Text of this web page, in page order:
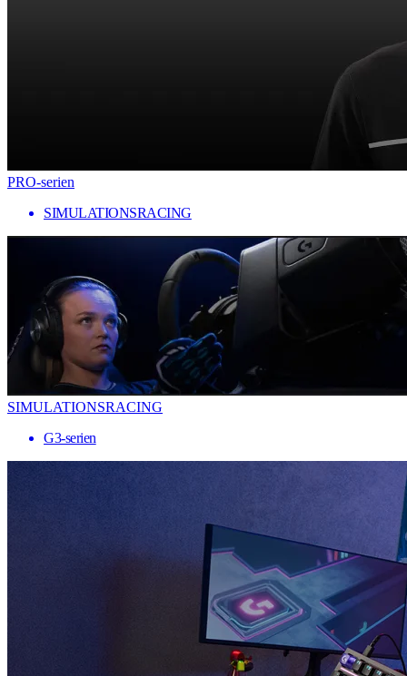
PRO-serien
SIMULATIONSRACING
SIMULATIONSRACING
G3-serien